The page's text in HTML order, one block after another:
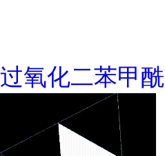
过氧化二苯甲酰